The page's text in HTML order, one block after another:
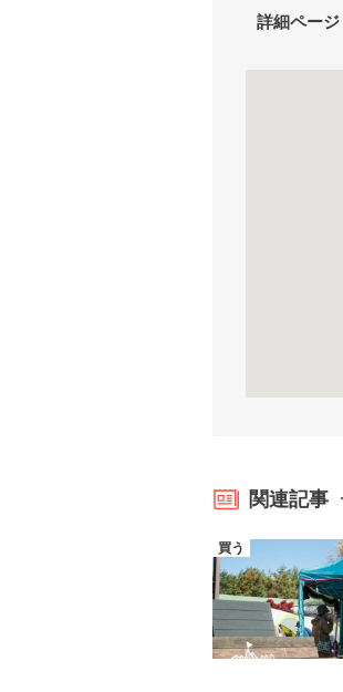
詳細ページ
関連記事
買う